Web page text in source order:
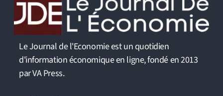
Le Journal de l'Economie est un quotidien
d'information économique en ligne, fondé en 2013
par VA Press.